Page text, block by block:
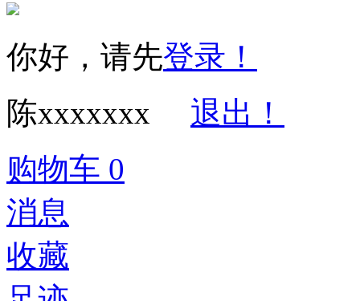
你好，请先登录！
陈xxxxxxx
退出！
购物车 0
消息
收藏